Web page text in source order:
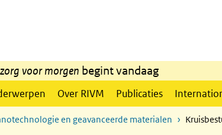
voor morgen begint vandaag
Over RIVM Publicaties
en geavanceerde materialen